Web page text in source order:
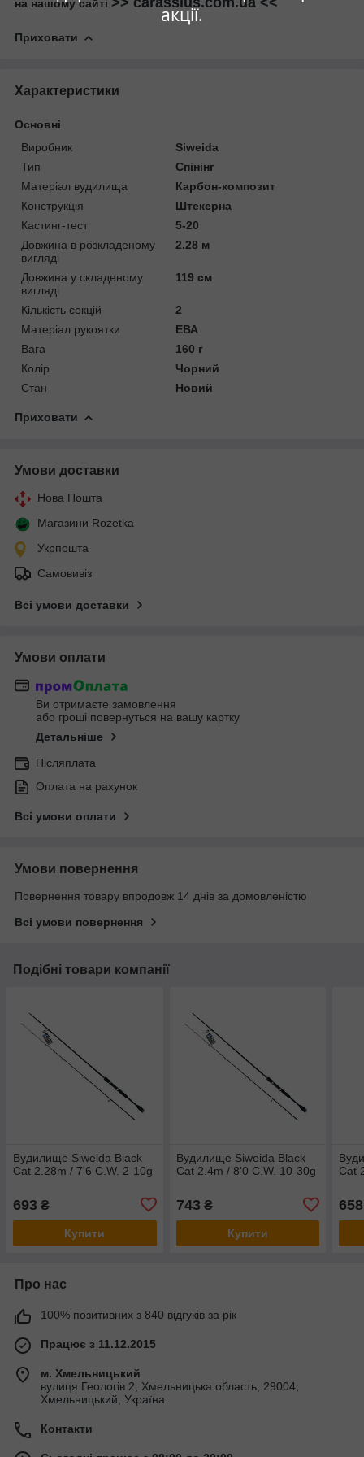
акції.
на нашому сайті
Приховати
Характеристики
Основні
Виробник
Siweida
Тип
Спінінг
Матеріал вудилища
Карбон-композит
Конструкція
Штекерна
Кастинг-тест
5-20
Довжина в розкладеному
вигляді
2.28 м
Довжина у складеному
вигляді
119 см
Кількість секцій
2
Матеріал рукоятки
ЕВА
Вага
160 г
Колір
Чорний
Стан
Новий
Приховати
Умови доставки
Нова Пошта
Магазини Rozetka
Укрпошта
Самовивіз
Всі умови доставки
Умови оплати
Ви отримаєте замовлення
або гроші повернуться на вашу картку
Детальніше
Післяплата
Оплата на рахунок
Всі умови оплати
Умови повернення
Повернення товару впродовж 14 днів за домовленістю
Всі умови повернення
Подібні товари компанії
Вудилище Siweida Black
Cat 2.28m / 7'6 C.W. 2-10g
693 ₴
Купити
Вудилище Siweida Black
Cat 2.4m / 8'0 C.W. 10-30g
743 ₴
Купити
Cat
658
Про нас
100% позитивних з 840 відгуків за рік
Працює з 11.12.2015
м. Хмельницький
вулиця Геологів 2, Хмельницька область, 29004,
Хмельницький, Україна
Контакти